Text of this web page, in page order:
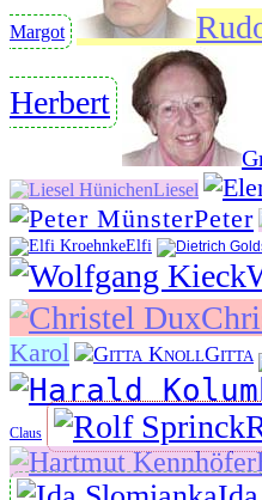
Margot
Herbert
Liesel
Peter
Elfi
Karol Gitta
Claus